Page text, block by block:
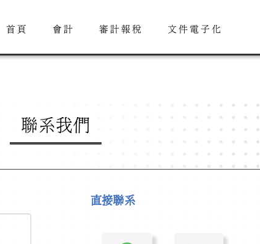
首頁 會計 審計報稅 文件電子化
聯系我們
直接聯系